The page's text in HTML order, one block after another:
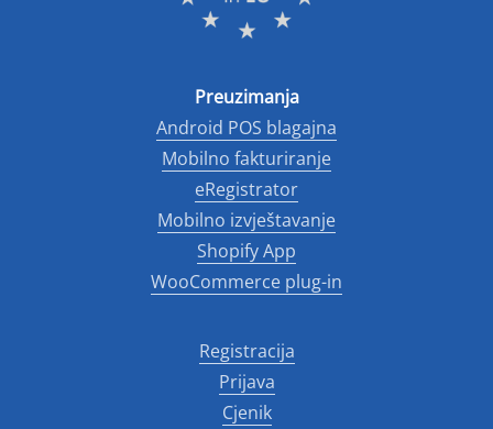
Preuzimanja
Android POS blagajna
Mobilno fakturiranje
eRegistrator
Mobilno izvještavanje
Shopify App
WooCommerce plug-in
Registracija
Prijava
Cjenik